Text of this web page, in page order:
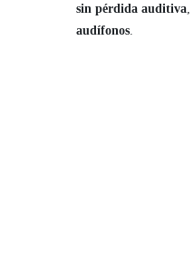
sin pérdida auditiva,
audífonos.